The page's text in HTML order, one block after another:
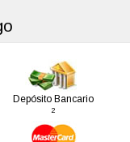
Depósito Bancario
2